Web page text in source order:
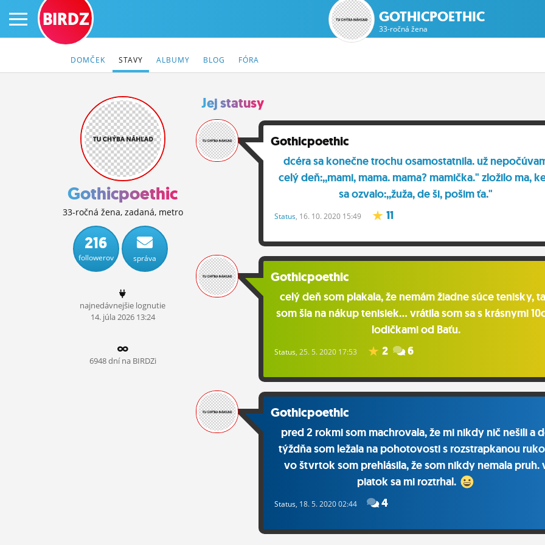
PRIHLÁS SA
ČINŽIAK
FÓRUM
STATUSY
BLOGY
OBRÁZKY
MÔJ PROFIL
ROLETA
BIRDZ GOTHICPOETHIC
33-ročná žena
DOMČEK STAVY ALBUMY BLOG FÓRA
Gothicpoethic
33-ročná žena, zadaná, metro
216
followerov správa
najnedávnejšie lognutie
14. júla2026 13:24
6948 dní na BIRDZi
Jej statusy
Gothicpoethic
dcéra sa konečne trochu osamostatnila. už
celý deň:,,mami, mama. mama? mamička." zložilo ma,
sa ozvalo:,,žuža, de ši, pošim ťa."
Status, 16. 10. 2020 15:49 11
Gothicpoethic
celý deň som plakala, že nemám žiadne súce tenisky,
som šla na nákup tenisiek... vrátila som sa s krásnymi
lodičkami od Baťu.
Status, 25. 5. 2020 17:53 2 6
Gothicpoethic
pred 2 rokmi som machrovala, že mi nikdy nič nešili a
týždňa som ležala na pohotovosti s rozstrapkanou
vo štvrtok som prehlásila, že som nikdy nemala pruh.
piatok sa mi roztrhal.
Status, 18. 5. 2020 02:44 4